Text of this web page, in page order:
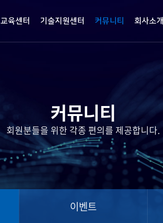
교육센터 기술지원센터 커뮤니티 회사소개
커뮤니티
회원분들을 위한 각종 편의를 제공합니다.
이벤트